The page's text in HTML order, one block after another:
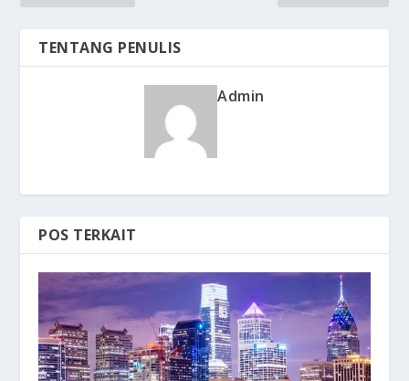
TENTANG PENULIS
Admin
POS TERKAIT